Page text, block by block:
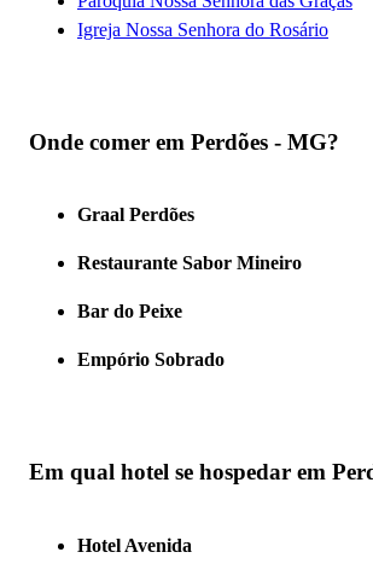
Igreja Nossa Senhora do Rosário
Onde comer em Perdões - MG?
Graal Perdões
Restaurante Sabor Mineiro
Bar do Peixe
Empório Sobrado
Em qual hotel se hospedar em
Hotel Avenida